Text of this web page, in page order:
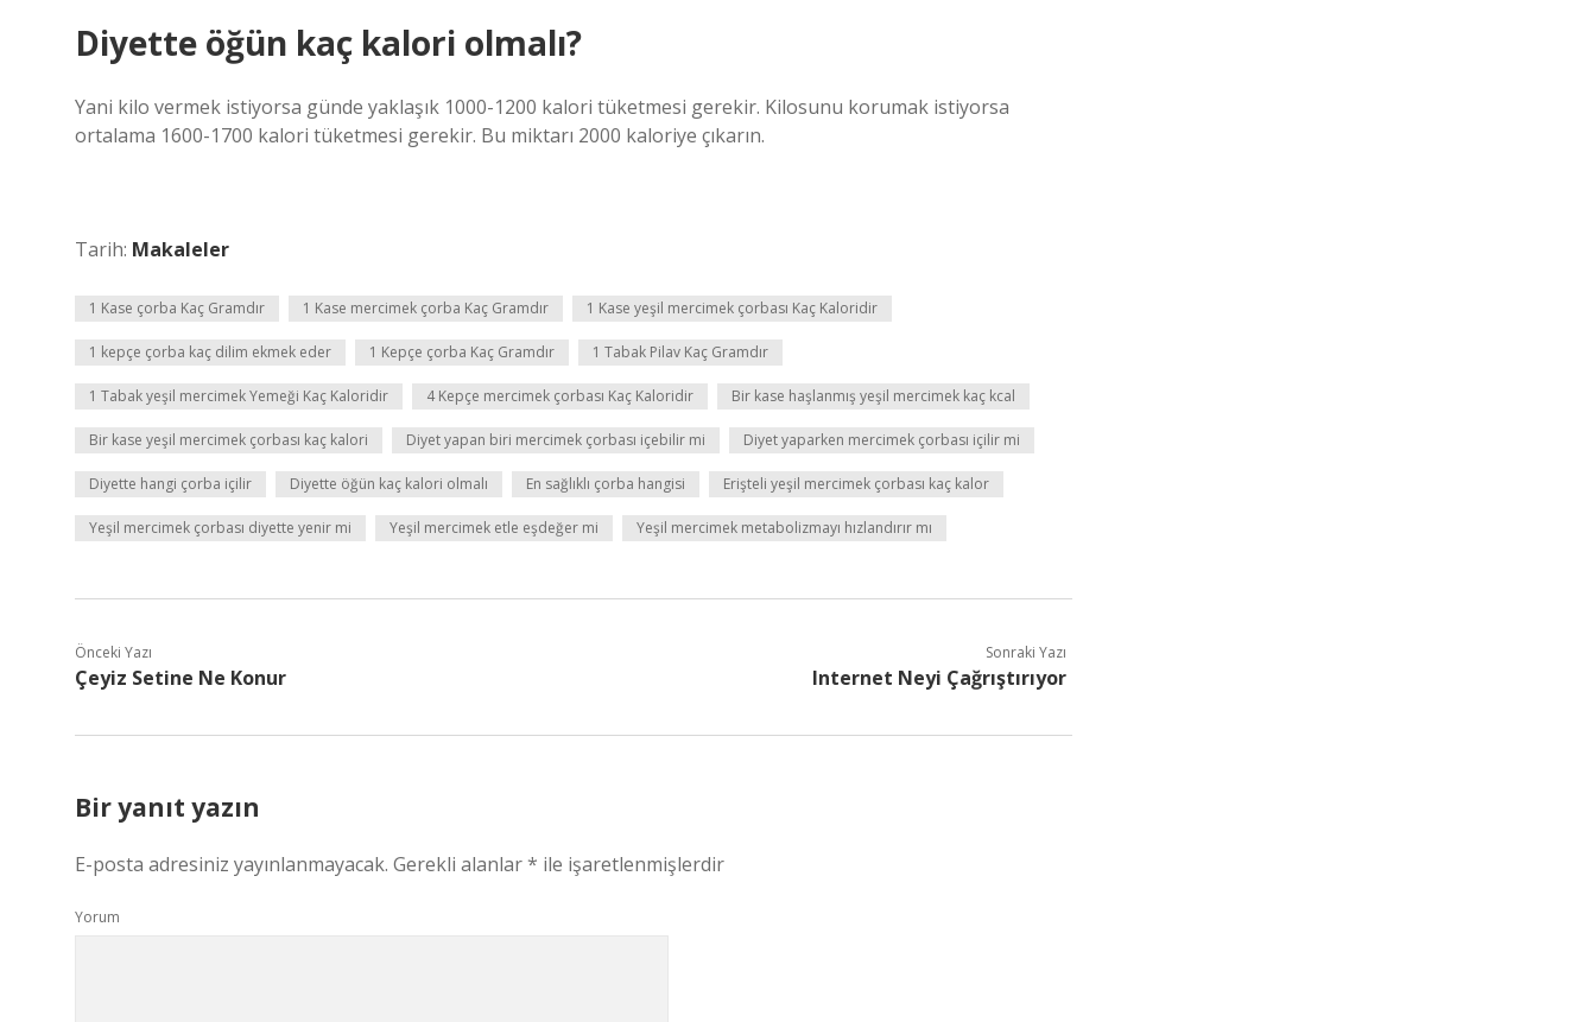
Diyette öğün kaç kalori olmalı?
Yani kilo vermek istiyorsa günde yaklaşık 1000-1200 kalori tüketmesi gerekir. Kilosunu korumak istiyorsa
ortalama 1600-1700 kalori tüketmesi gerekir. Bu miktarı 2000 kaloriye çıkarın.
Tarih: Makaleler
1 Kase çorba Kaç Gramdır 1 Kase mercimek çorba Kaç Gramdır 1 Kase yeşil mercimek çorbası Kaç Kaloridir
1 kepçe çorba kaç dilim ekmek eder 1 Kepçe çorba Kaç Gramdır 1 Tabak Pilav Kaç Gramdır
1 Tabak yeşil mercimek Yemeği Kaç Kaloridir 4 Kepçe mercimek çorbası Kaç Kaloridir Bir kase haşlanmış yeşil mercimek kaç kcal
Bir kase yeşil mercimek çorbası kaç kalori Diyet yapan biri mercimek çorbası içebilir mi Diyet yaparken mercimek çorbası içilir mi
Diyette hangi çorba içilir Diyette öğün kaç kalori olmalı En sağlıklı çorba hangisi Erişteli yeşil mercimek çorbası kaç kalor
Yeşil mercimek çorbası diyette yenir mi Yeşil mercimek etle eşdeğer mi Yeşil mercimek metabolizmayı hızlandırır mı
Önceki Yazı
Çeyiz Setine Ne Konur
Sonraki Yazı
Internet Neyi Çağrıştırıyor
Bir yanıt yazın
E-posta adresiniz yayınlanmayacak. Gerekli alanlar* ile işaretlenmişlerdir
Yorum